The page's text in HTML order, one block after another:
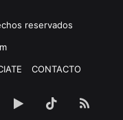
reservados
CONTACTO
Google TikTok